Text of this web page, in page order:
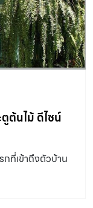
ต้นไม้ ดีไซน์
ที่เข้าถึงตัวบ้าน